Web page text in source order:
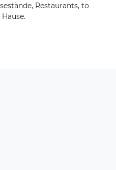
Restaurants, to